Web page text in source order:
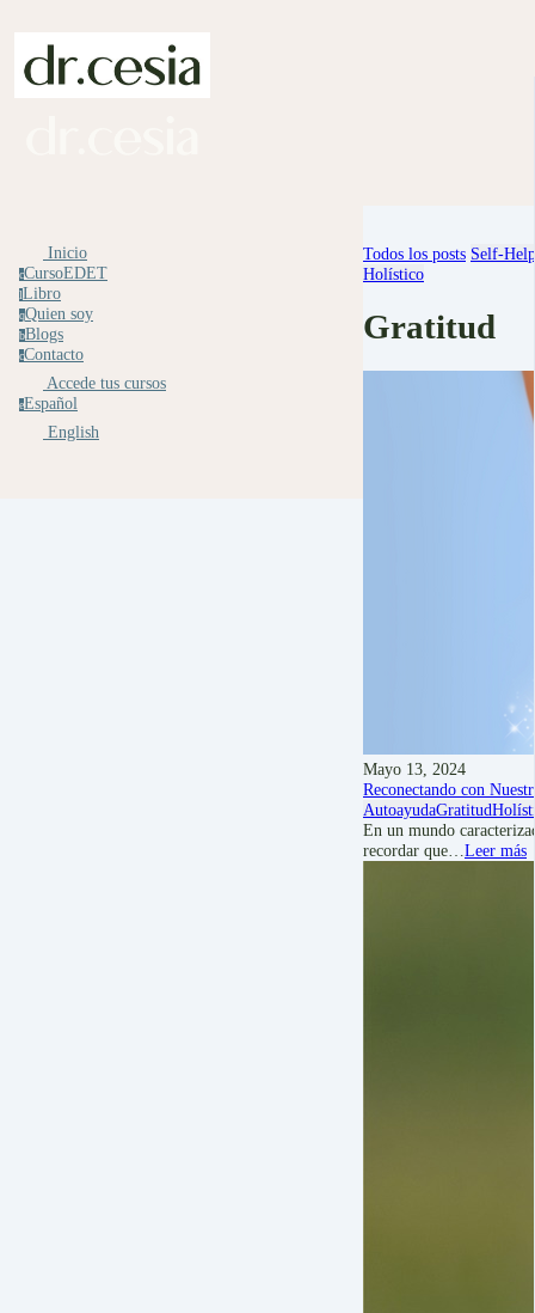
Inicio
cCursoEDET
lLibro
qQuien soy
bBlogs
cContacto
Accede tus cursos
eEspañol
English
Todos los posts Self-Help
Holístico
Gratitud
Mayo 13, 2024
Reconectando con
AutoayudaGratitud
En un mundo
recordar que… Leer más